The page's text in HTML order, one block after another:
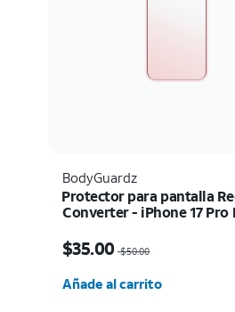
BodyGuardz
Protector para pantalla
Converter - iPhone 17 Pro
$35.00 $50.00
Añade al carrito